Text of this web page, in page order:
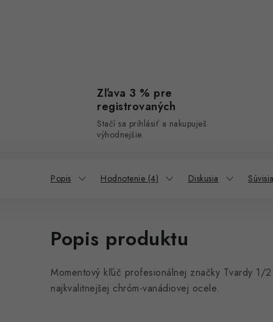
Zľava 3 % pre
registrovaných
Stačí sa prihlásiť a nakupuješ
výhodnejšie.
Popis Hodnotenie (4) Diskusia
Popis produktu
Momentový kľúč profesionálnej značky Tvardy
najkvalitnejšej chróm-vanádiovej ocele.